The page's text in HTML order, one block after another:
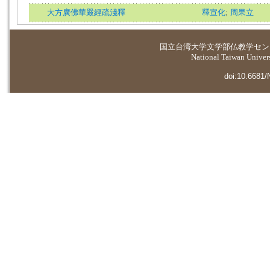
大方廣佛華嚴經疏淺釋 釋宣化; 周果立
国立台湾大学文学部仏教学セ
National Taiwan
doi:10.6681/